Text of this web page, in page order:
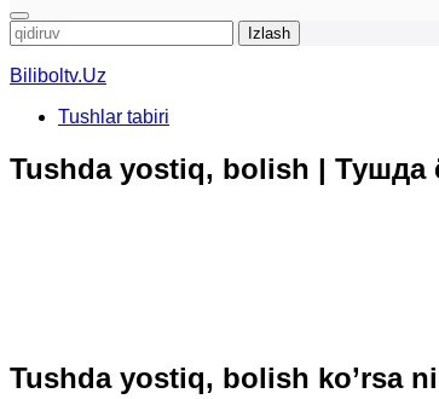
Qidirshish:
Biliboltv.Uz
Tushlar tabiri
Tushda yostiq, bolish | Тушда
Tushda yostiq, bolish ko’rsa